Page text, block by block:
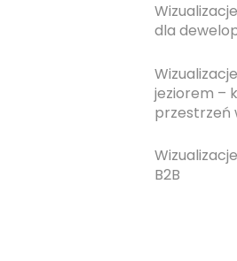
dla
jeziorem –
przestrzeń
B2B